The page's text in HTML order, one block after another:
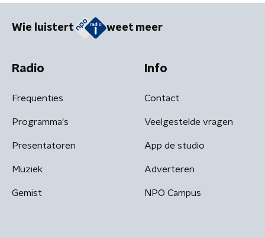
Wie luistert weet meer
Radio
Frequenties
Programma's
Presentatoren
Muziek
Gemist
Info
Contact
Veelgestelde vragen
App de studio
Adverteren
NPO Campus